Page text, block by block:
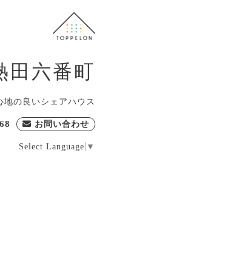
六番町
地の良いシェアハウス
お問い合わせ
Select Language ▼